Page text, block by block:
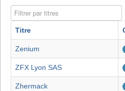
Filtrer par titres
Titre
Zenium
ZFX Lyon SAS
Zhermack